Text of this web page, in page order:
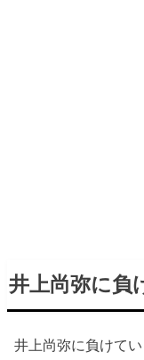
井上尚弥に負
井上尚弥に負けて